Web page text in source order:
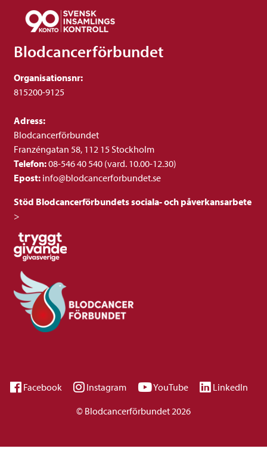
Blodcancerförbundet
Organisationsnr:
815200-9125
Adress:
Blodcancerförbundet
Franzéngatan 58, 112 15 Stockholm
Telefon:08-546 40 540 (vard. 10.00-12.30)
Epost: info@blodcancerforbundet.se
Stöd Blodcancerförbundets sociala- och påverkansarbete
>
Facebook Instagram YouTube
LinkedIn
© Blodcancerförbundet 2026